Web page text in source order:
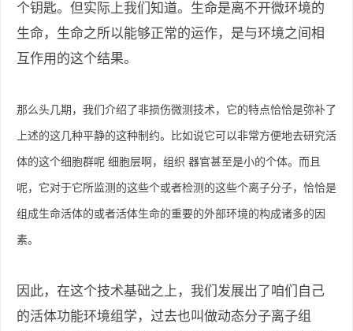
个钥匙。但实际上我们知道。生命是离不开微环境的
生命，生命之所以能够正常的运作，是与环境之间相
互作用的这个结果。
那么头几期，我们介绍了非损伤微测技术，它的特点恰恰是弥补了
上述的这几种平静的这种制约。比如说它可以非常方便地去研究活
体的这个细胞群呢 细胞层啊，组织 器官甚至是小的个体。而且
呢，它对于它所监测的这些个或者检测的这些个离子分子，恰恰是
组成生命活体的或者活体生命的重要的外部环境的构成诸多的因
素。
因此，在这个技术基础之上，我们发展出了咱们自己
的活体功能环境组学，过去也叫做动态分子离子组